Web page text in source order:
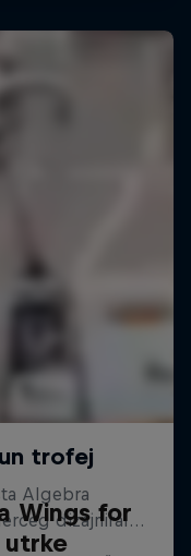
Wings for
utrke